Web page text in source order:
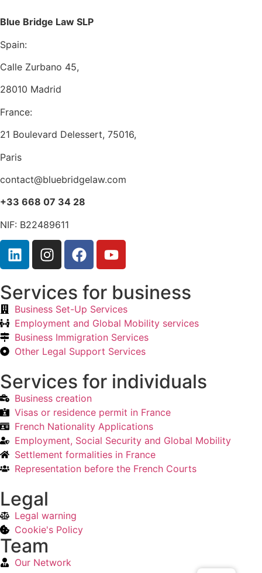
Blue Bridge Law SLP
Spain:
Calle Zurbano 45,
28010 Madrid
France:
21 Boulevard Delessert, 75016,
Paris
contact@bluebridgelaw.com
+33 668 07 34 28
NIF: B22489611
Services for business
Business Set-Up Services
Employment and Global Mobility services
Business Immigration Services
Other Legal Support Services
Services for individuals
Business creation
Visas or residence permit in France
French Nationality Applications
Employment, Social Security and Global Mobility
Settlement formalities in France
Representation before the French Courts
Legal
Legal warning
Cookie's Policy
Team
Our Network